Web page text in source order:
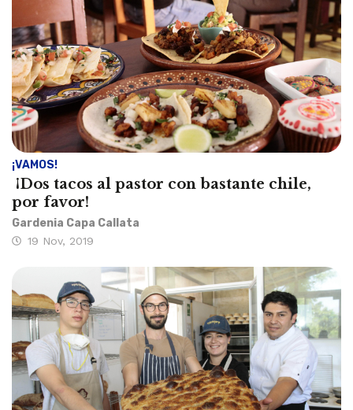
¡VAMOS!
¡Dos tacos al pastor con bastante chile,
por favor!
Gardenia Capa Callata
19 Nov, 2019